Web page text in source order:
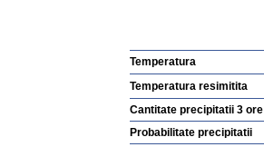
Temperatura
Temperatura resimitita
Cantitate precipitatii 3 ore
Probabilitate precipitatii